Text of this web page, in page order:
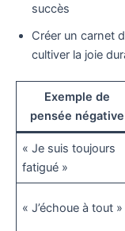
succès
Créer un carnet
cultiver la joie
Exemple de
pensée négative
« Je suis toujours
fatigué »
« J’échoue à tout »